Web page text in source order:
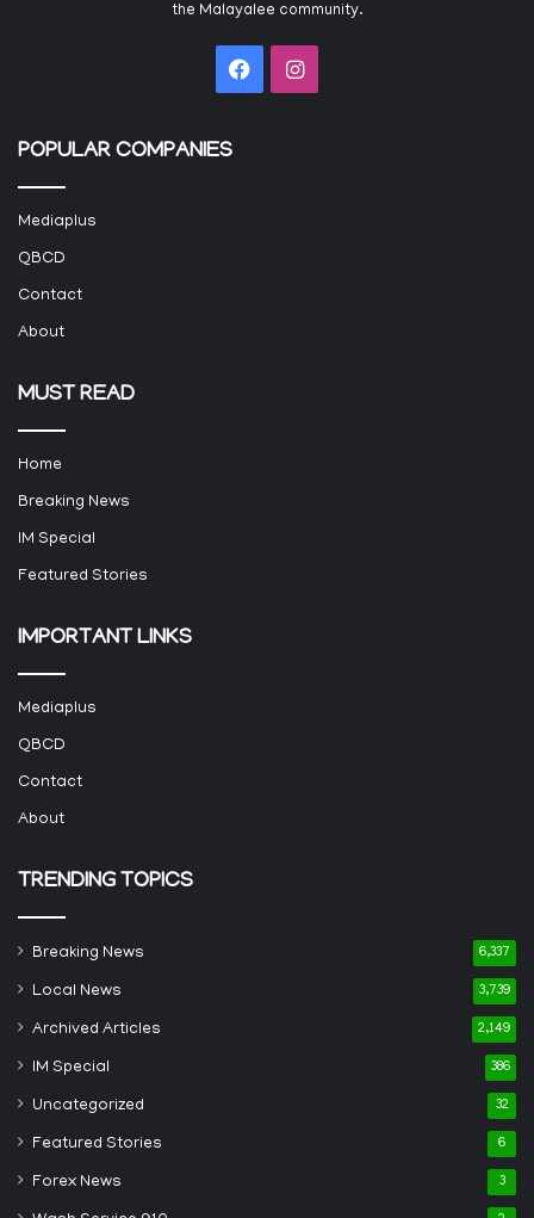
the Malayalee community.
FacebookInstagram
POPULAR COMPANIES
Mediaplus
QBCD
Contact
About
MUST READ
Home
Breaking News
IM Special
Featured Stories
IMPORTANT LINKS
Mediaplus
QBCD
Contact
About
TRENDING TOPICS
Breaking News 6,337
Local News 3,739
Archived Articles 2,149
IM Special 386
Uncategorized 32
Featured Stories 6
Forex News 3